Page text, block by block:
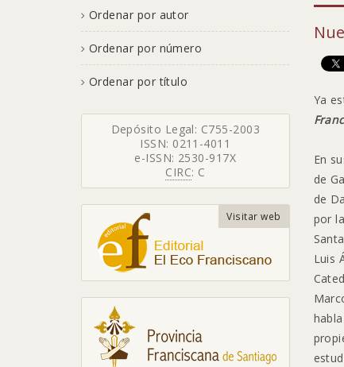
Ya
En
de
de
por
Luis
Ordenar por autor
Ordenar por número
Ordenar por título
Depósito Legal: C755-2003
ISSN: 0211-4011
e-ISSN: 2530-917X
CIRC: C
Visitar web